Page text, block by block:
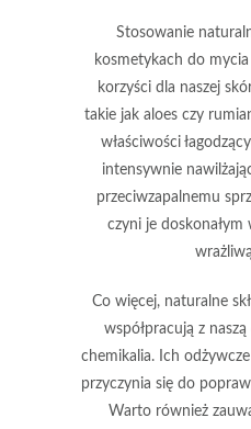
Stosowanie
kosmetykach do
korzyści dla naszej
takie jak aloes czy
właściwości
intensywnie
przeciwzapalnemu
czyni je
Co więcej, naturalne
współpracują z
chemikalia. Ich
przyczynia się do
Warto również